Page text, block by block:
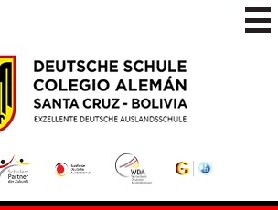
to
main
content
Colegio
Santa
Cruz
Colegio
de
Excelencia